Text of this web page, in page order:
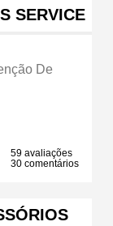
SERVICE
De
59 avaliações
30 comentários